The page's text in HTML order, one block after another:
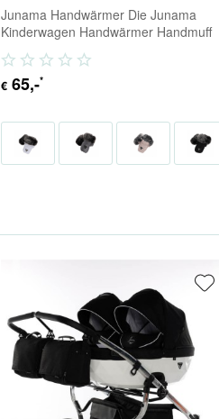
Junama Handwärmer Die Junama
Kinderwagen Handwärmer Handmuff
Hände an kalten...
€ 65,-*